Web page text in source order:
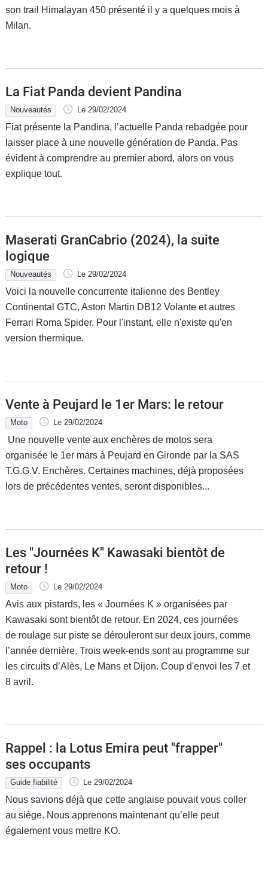
son trail Himalayan 450 présenté il y a quelques mois à
Milan.
La Fiat Panda devient Pandina
Nouveautés Le 29/02/2024
Fiat présente la Pandina, l’actuelle Panda rebadgée pour
laisser place à une nouvelle génération de Panda. Pas
évident à comprendre au premier abord, alors on vous
explique tout.
Maserati GranCabrio (2024), la suite
logique
Nouveautés Le 29/02/2024
Voici la nouvelle concurrente italienne des Bentley
Continental GTC, Aston Martin DB12 Volante et autres
Ferrari Roma Spider. Pour l'instant, elle n'existe qu'en
version thermique.
Vente à Peujard le 1er Mars: le retour
Moto Le 29/02/2024
Une nouvelle vente aux enchères de motos sera
organisée le 1er mars à Peujard en Gironde par la SAS
T.G.G.V. Enchères. Certaines machines, déjà proposées
lors de précédentes ventes, seront disponibles...
Les "Journées K" Kawasaki bientôt de
retour !
Moto Le 29/02/2024
Avis aux pistards, les « Journées K » organisées par
Kawasaki sont bientôt de retour. En 2024, ces journées
de roulage sur piste se dérouleront sur deux jours, comme
l’année dernière. Trois week-ends sont au programme sur
les circuits d’Alès, Le Mans et Dijon. Coup d'envoi les 7 et
8 avril.
Rappel : la Lotus Emira peut "frapper"
ses occupants
Guide fiabilité Le 29/02/2024
Nous savions déjà que cette anglaise pouvait vous coller
au siège. Nous apprenons maintenant qu’elle peut
également vous mettre KO.